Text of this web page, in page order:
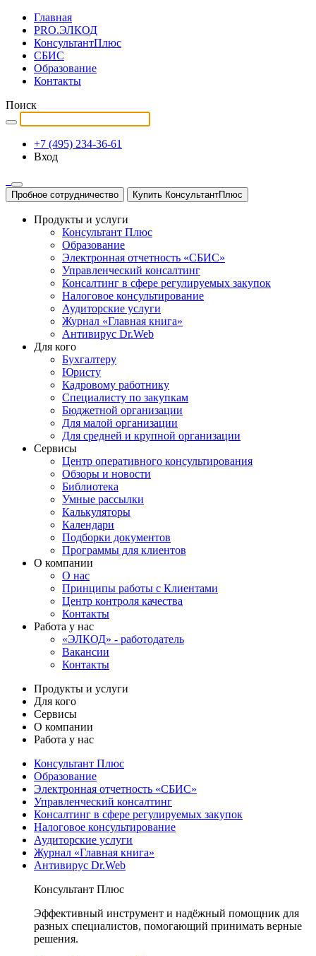
Главная
PRO.ЭЛКОД
КонсультантПлюс
СБИС
Образование
Контакты
Поиск
+7 (495) 234-36-61
Вход
Пробное сотрудничество Купить КонсультантПлюс
Продукты и услуги
Консультант Плюс
Образование
Электронная отчетность «СБИС»
Управленческий консалтинг
Консалтинг в сфере регулируемых закупок
Налоговое консультирование
Аудиторские услуги
Журнал «Главная книга»
Антивирус Dr.Web
Для кого
Бухгалтеру
Юристу
Кадровому работнику
Специалисту по закупкам
Бюджетной организации
Для малой организации
Для средней и крупной организации
Сервисы
Центр оперативного консультирования
Обзоры и новости
Библиотека
Умные рассылки
Калькуляторы
Календари
Подборки документов
Программы для клиентов
О компании
О нас
Принципы работы с Клиентами
Центр контроля качества
Контакты
Работа у нас
«ЭЛКОД» - работодатель
Вакансии
Контакты
Продукты и услуги
Для кого
Сервисы
О компании
Работа у нас
Консультант Плюс
Образование
Электронная отчетность «СБИС»
Управленческий консалтинг
Консалтинг в сфере регулируемых закупок
Налоговое консультирование
Аудиторские услуги
Журнал «Главная книга»
Антивирус Dr.Web
Консультант Плюс
Эффективный инструмент и надёжный помощник для
разных специалистов, помогающий принимать верные
решения.